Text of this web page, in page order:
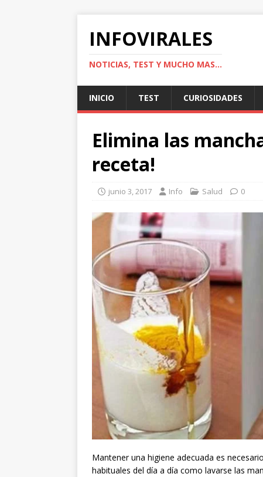
INFOVIRALES
NOTICIAS, TEST Y MUCHO MAS...
INICIO TEST CURIOSIDADES
Elimina las
receta!
junio 3, 2017 Info Salud 0
Mantener una higiene adecuada es
habituales del día a día como lavarse las